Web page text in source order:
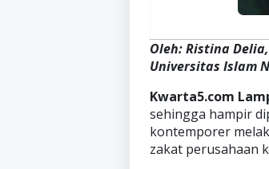
Oleh: Ristina
Universitas Islam
Kwarta5.com
sehingga hampir
kontemporer
zakat perusahaan